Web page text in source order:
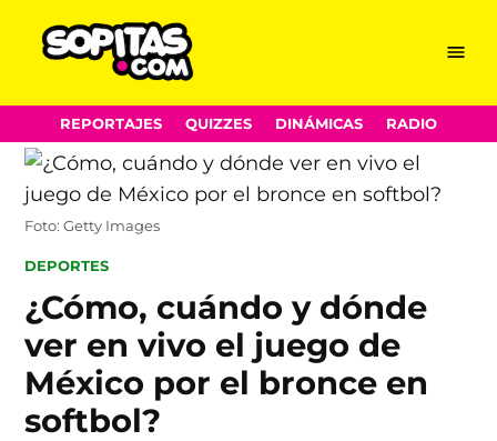
Skip
to
content
Menu
REPORTAJES QUIZZES DINÁMICAS RADIO
Foto: Getty Images
POSTED
DEPORTES
¿Cómo, cuándo y dónde
ver en vivo el juego de
México por el bronce en
softbol?